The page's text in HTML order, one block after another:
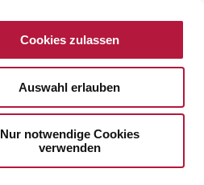
Cookies zulassen
Auswahl erlauben
Nur notwendige Cookies
verwenden